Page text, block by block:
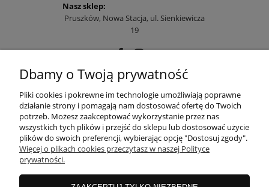
Nasz sklep:
Pruszków, Nowa Stacja, ul. Sienkiewicza
19
POMOC
MOJE KONTO
PŁATNOŚCI I DOSTAWA
Dbamy o Twoją prywatność
Pliki cookies i pokrewne im technologie umożliwiają poprawne
działanie strony i pomagają nam dostosować ofertę do Twoich
potrzeb. Możesz zaakceptować wykorzystanie przez nas
wszystkich tych plików i przejść do sklepu lub dostosować użycie
plików do swoich preferencji, wybierając opcję "Dostosuj zgody".
Więcej o plikach cookies przeczytasz w naszej Polityce
prywatności.